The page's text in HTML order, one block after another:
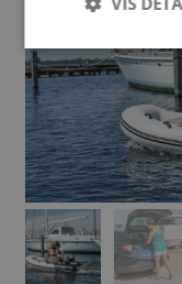
Strengt
Strengt
kontostyring.
uden strengt
Navn